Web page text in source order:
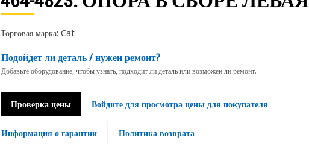
Торговая марка: Cat
Подойдет ли деталь / нужен ремонт?
Добавьте оборудование, чтобы узнать, подходит ли деталь или возможен ли ремонт.
Проверка цены Войдите для просмотра цены для покупателя
Информация о гарантии Политика возврата